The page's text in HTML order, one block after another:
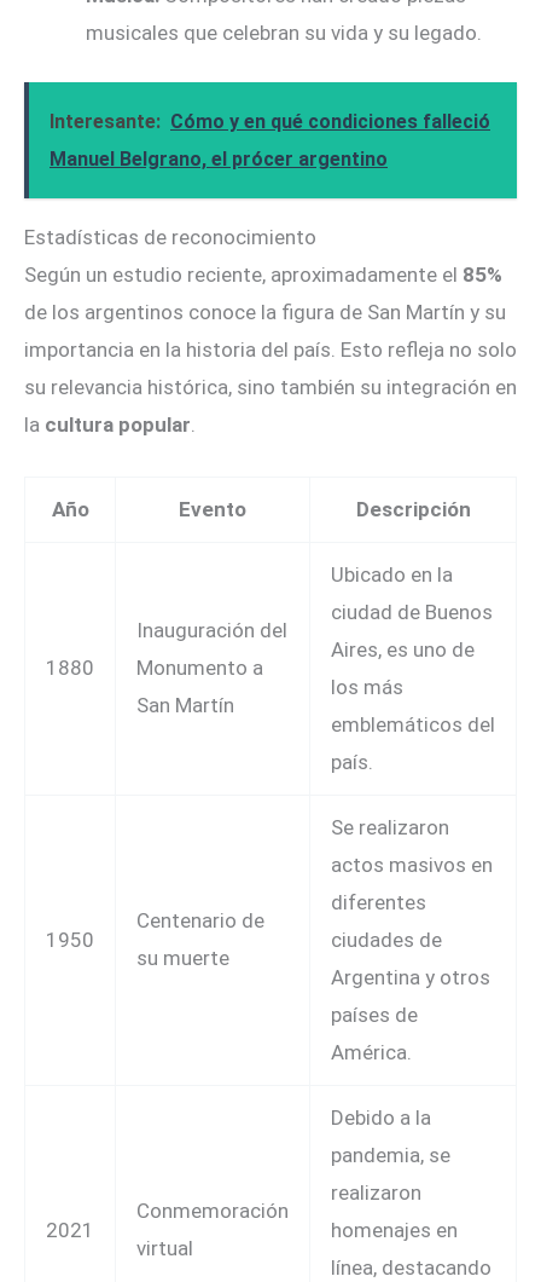
musicales que celebran su vida y su legado.
Interesante: Cómo y en qué condiciones falleció
Manuel Belgrano, el prócer argentino
Estadísticas de reconocimiento
Según un estudio reciente, aproximadamente el 85%
de los argentinos conoce la figura de San Martín y su
importancia en la historia del país. Esto refleja no solo
su relevancia histórica, sino también su integración en
la cultura popular.
Año Evento Descripción
1880
Inauguración del
Monumento a
San Martín
Ubicado en la
ciudad de Buenos
Aires, es uno de
los más
emblemáticos del
país.
1950
Centenario de
su muerte
Se realizaron
actos masivos en
diferentes
ciudades de
Argentina y otros
países de
América.
2021
Conmemoración
virtual
Debido a la
pandemia, se
realizaron
homenajes en
línea, destacando